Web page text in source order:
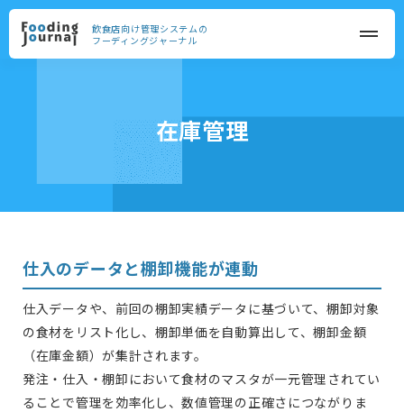
飲食店向け管理システムの
フーディングジャーナル
在庫管理
仕入のデータと棚卸機能が連動
仕入データや、前回の棚卸実績データに基づいて、棚卸対象
の食材をリスト化し、棚卸単価を自動算出して、棚卸金額
（在庫金額）が集計されます。
発注・仕入・棚卸において食材のマスタが一元管理されてい
ることで管理を効率化し、数値管理の正確さにつながりま